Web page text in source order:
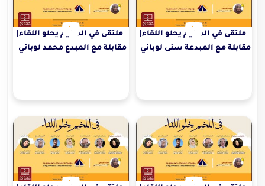
ملتقى في المخيم يحلو اللقاء|
مقابلة مع المبدعة سنى لوباني
ملتقى في المخيم يحلو اللقاء|
مقابلة مع المبدع محمد لوباني